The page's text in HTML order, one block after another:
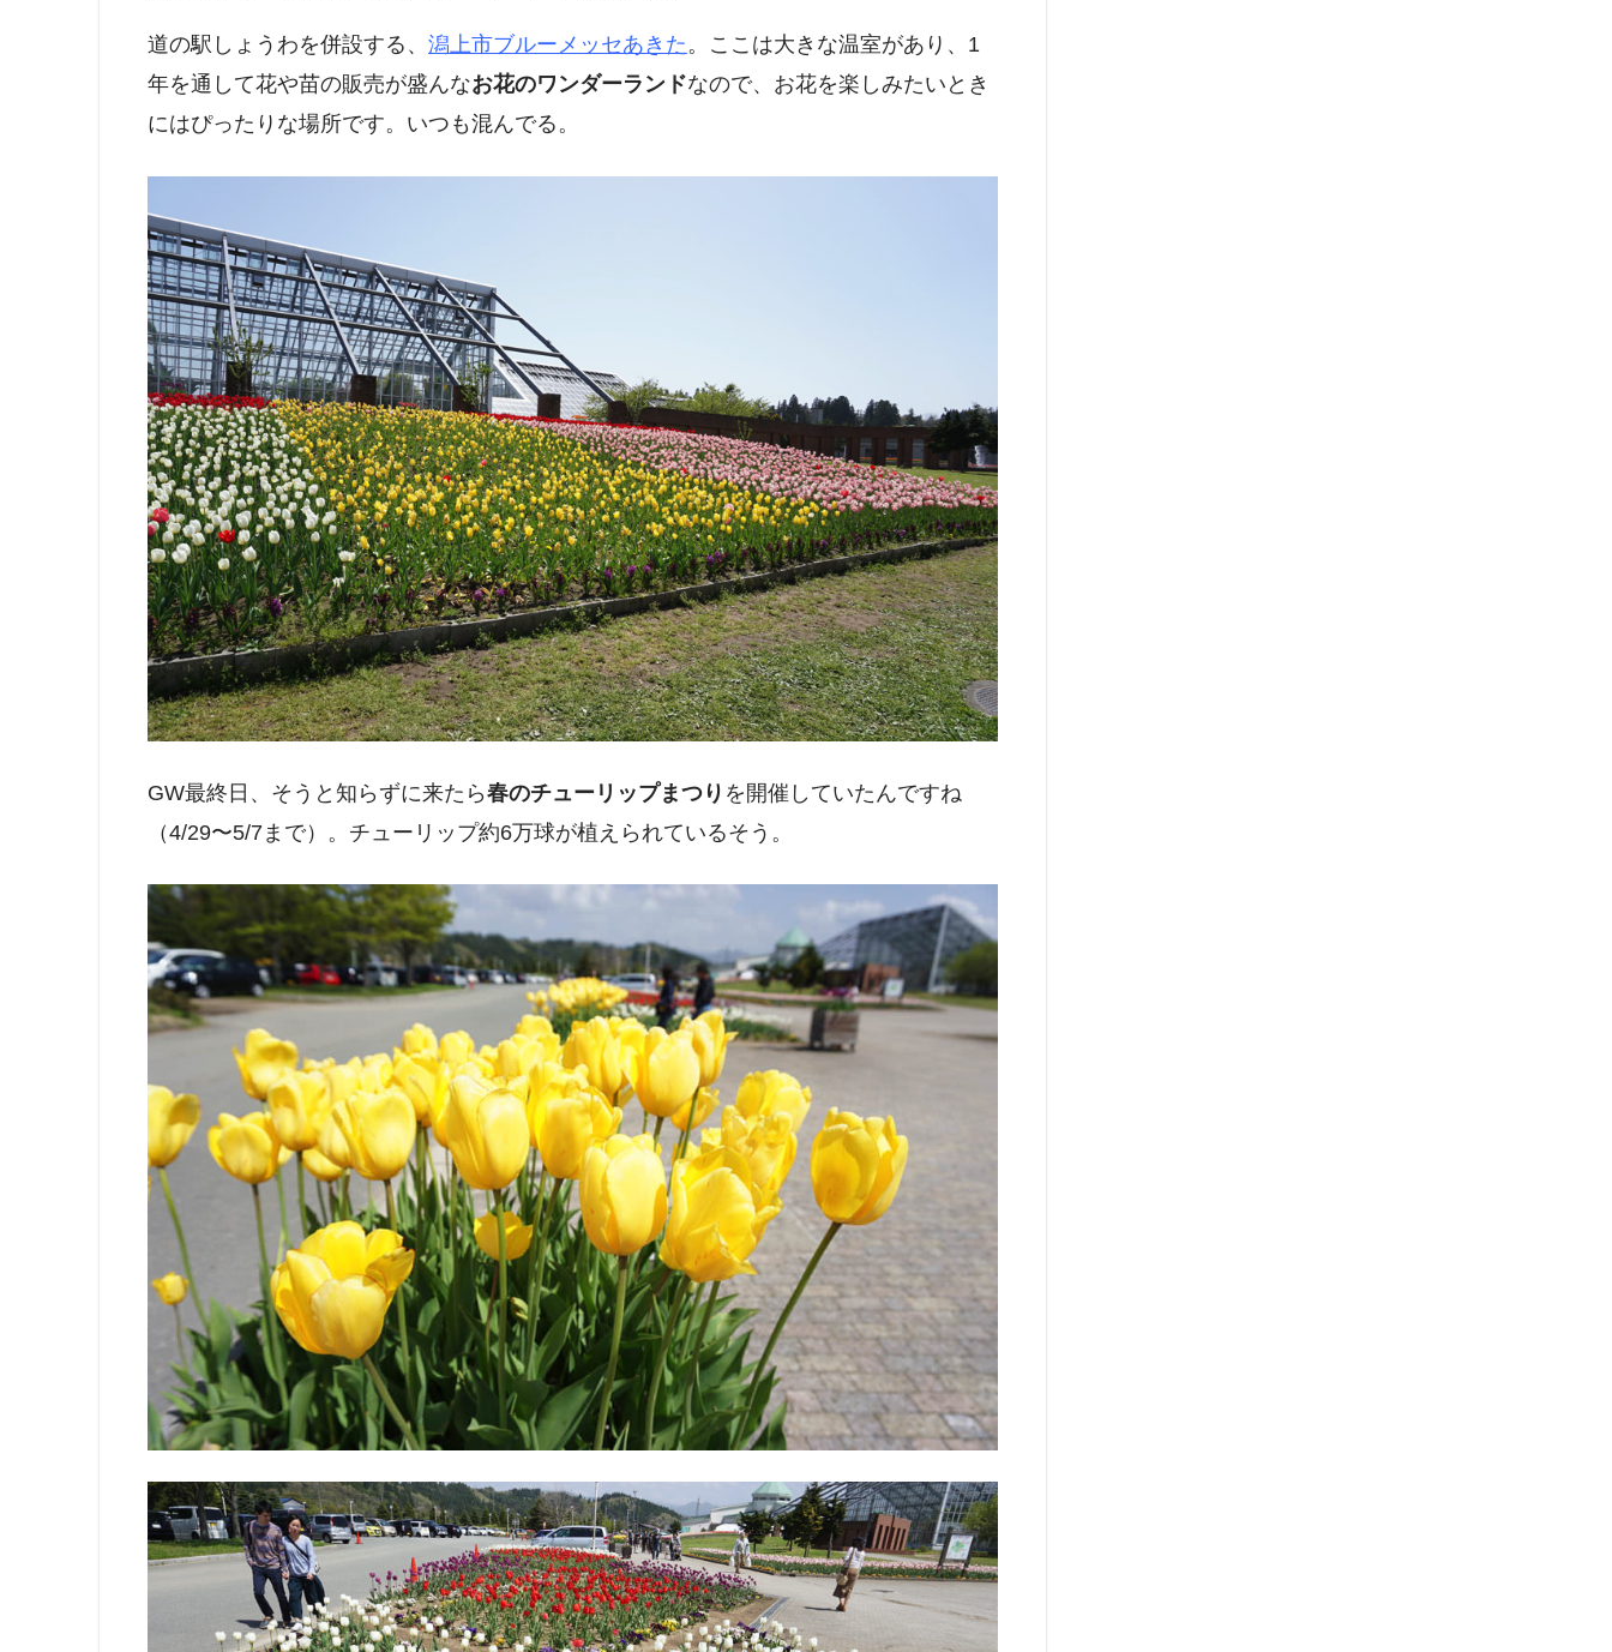
道の駅しょうわを併設する、 潟上市ブルーメッセあきた。ここは大きな温室があり、1
年を通して花や苗の販売が盛んなお花のワンダーランドなので、お花を楽しみたいとき
にはぴったりな場所です。いつも混んでる。
GW最終日、そうと知らずに来たら春のチューリップまつり を開催していたんですね
（4/29〜5/7まで）。チューリップ約6万球が植えられているそう。